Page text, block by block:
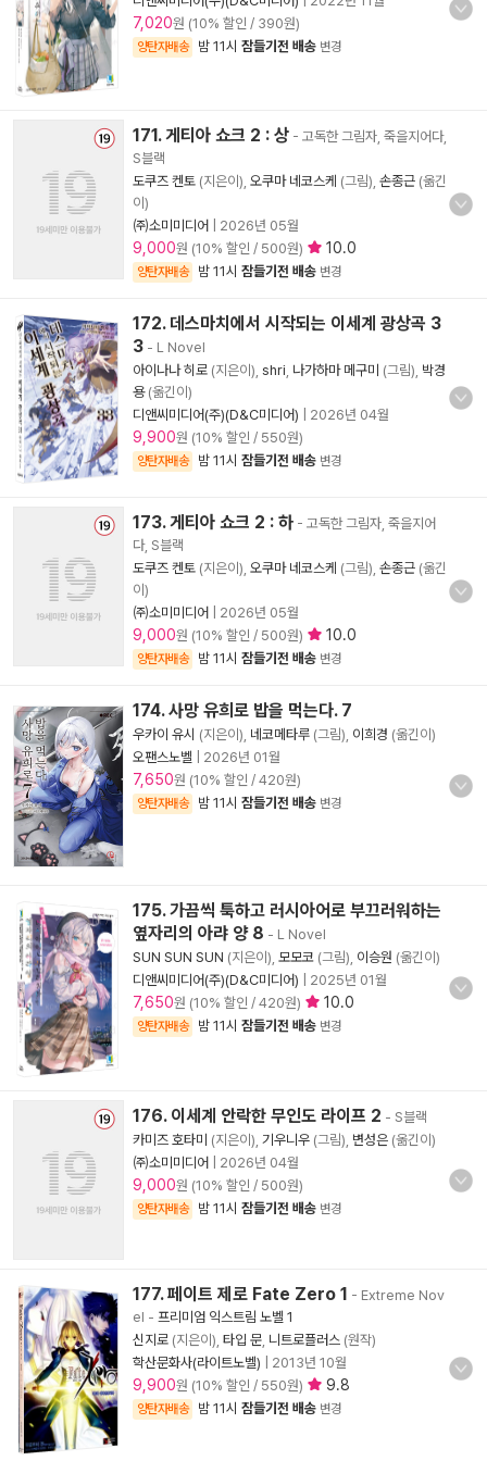
7,020원 (10% 할인 / 390원)
양탄자배송 밤 11시 잠들기전 배송 변경
171. 게티아 쇼크 2 : 상 - 고독한 그림자, 죽을지어다,
S블랙
도쿠즈 켄토 (지은이), 오쿠마 네코스케 (그림), 손종근 (옮긴
이)
㈜소미미디어
2026년 05월
9,000원 (10% 할인 / 500원) 10.0
양탄자배송 밤 11시 잠들기전 배송 변경
172. 데스마치에서 시작되는 이세계 광상곡 3
3 - L Novel
아이나나 히로 (지은이), shri 나가하마 메구미 (그림), 박경
용(옮긴이)
디앤씨미디어(주)(D&C미디어)
2026년 04월
9,900원 (10% 할인 / 550원)
양탄자배송 밤 11시 잠들기전 배송 변경
173. 게티아 쇼크 2 : 하 - 고독한 그림자, 죽을지어
다, S블랙
도쿠즈 켄토 (지은이), 오쿠마 네코스케 (그림), 손종근 (옮긴
이)
㈜소미미디어
2026년 05월
9,000원 (10% 할인 / 500원) 10.0
양탄자배송 밤 11시 잠들기전 배송 변경
174. 사망 유희로 밥을 먹는다. 7
우카이 유시 (지은이), 네코메타루 (그림), 이희경 (옮긴이)
오팬스노벨
2026년 01월
7,650원 (10% 할인 / 420원)
양탄자배송 밤 11시 잠들기전 배송 변경
175. 가끔씩 툭하고 러시아어로 부끄러워하는
옆자리의 아랴 양 8 - L Novel
SUN SUN SUN (지은이), 모모코 (그림), 이승원 (옮긴이)
디앤씨미디어(주)(D&C미디어)
2025년 01월
7,650원 (10% 할인 / 420원) 10.0
양탄자배송 밤 11시 잠들기전 배송 변경
176. 이세계 안락한 무인도 라이프 2 - S블랙
카미즈 호타미 (지은이), 기우니우 (그림), 변성은 (옮긴이)
㈜소미미디어
2026년 04월
9,000원 (10% 할인 / 500원)
양탄자배송 밤 11시 잠들기전 배송 변경
177. 페이트 제로 Fate Zero 1 - Extreme Nov
el - 프리미엄 익스트림 노벨 1
신지로 (지은이), 타입 문 니트로플러스 (원작)
학산문화사(라이트노벨)
2013년 10월
9,900원 (10% 할인 / 550원) 9.8
양탄자배송 밤 11시 잠들기전 배송 변경